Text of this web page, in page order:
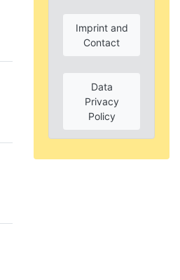
Imprint and
Contact
Data
Privacy
Policy